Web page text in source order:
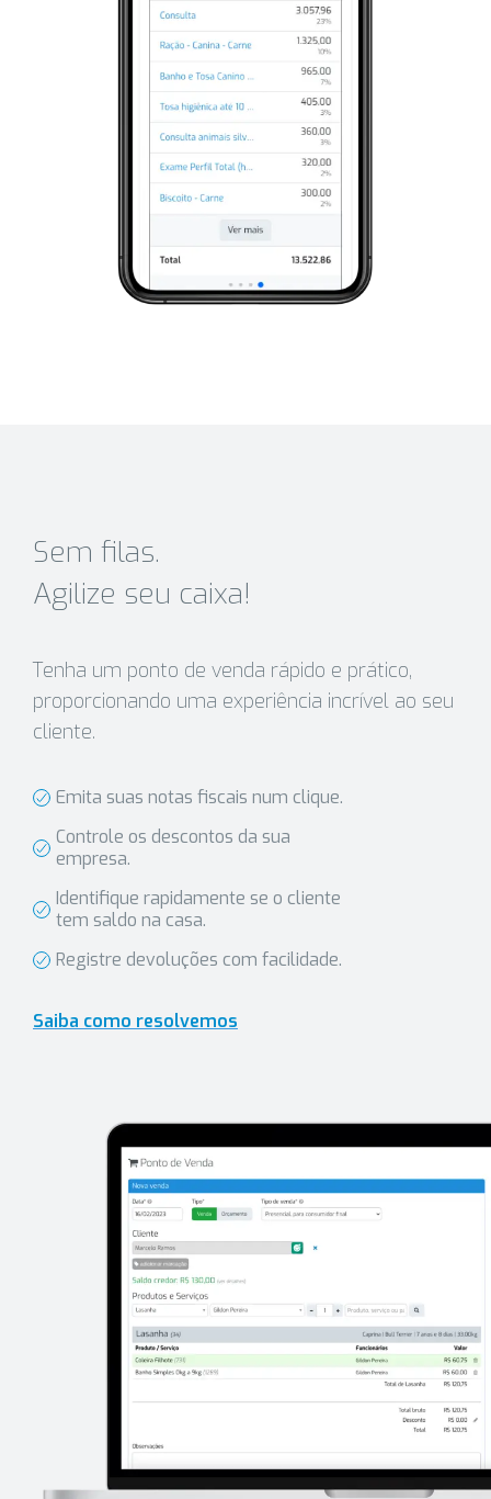
Sem filas.
Agilize seu caixa!
Tenha um ponto de venda rápido e prático,
proporcionando uma experiência incrível ao seu
cliente.
Emita suas notas fiscais num clique.
Controle os descontos da sua
empresa.
Identifique rapidamente se o cliente
tem saldo na casa.
Registre devoluções com facilidade.
Saiba como resolvemos